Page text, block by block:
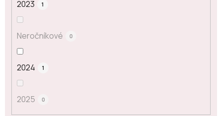
2023 1
Neročníkové 0
2024 1
2025 0